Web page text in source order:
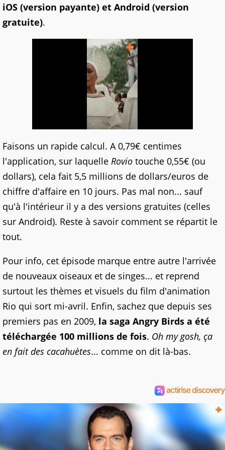
iOS (version payante) et Android (version
gratuite).
Faisons un rapide calcul. A 0,79€ centimes
l'application, sur laquelle Rovio touche 0,55€ (ou
dollars), cela fait 5,5 millions de dollars/euros de
chiffre d'affaire en 10 jours. Pas mal non... sauf
qu'à l'intérieur il y a des versions gratuites (celles
sur Android). Reste à savoir comment se répartit le
tout.
Pour info, cet épisode marque entre autre l'arrivée
de nouveaux oiseaux et de singes... et reprend
surtout les thèmes et visuels du film d'animation
Rio qui sort mi-avril. Enfin, sachez que depuis ses
premiers pas en 2009, la saga Angry Birds a été
téléchargée 100 millions de fois. Oh my gosh, ça
en fait des cacahuètes... comme on dit là-bas.